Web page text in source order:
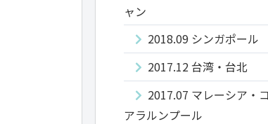
ャン
2018.09 シンガポール
2017.12 台湾・台北
2017.07 マレーシア・
アラルンプール